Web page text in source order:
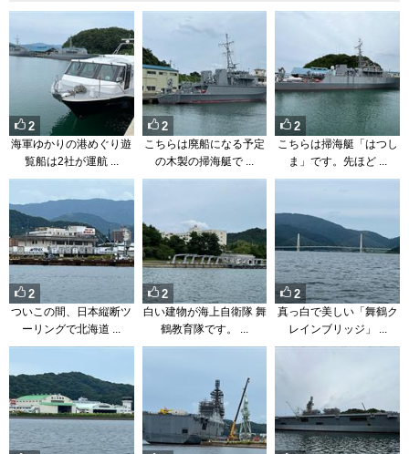
2
海軍ゆかりの港めぐり遊
覧船は2社が運航 ...
2
こちらは廃船になる予定
の木製の掃海艇で ...
2
こちらは掃海艇「はつし
ま」です。先ほど ...
2
ついこの間、日本縦断ツ
ーリングで北海道 ...
2
白い建物が海上自衛隊 舞
鶴教育隊です。 ...
2
真っ白で美しい「舞鶴ク
レインブリッジ」 ...